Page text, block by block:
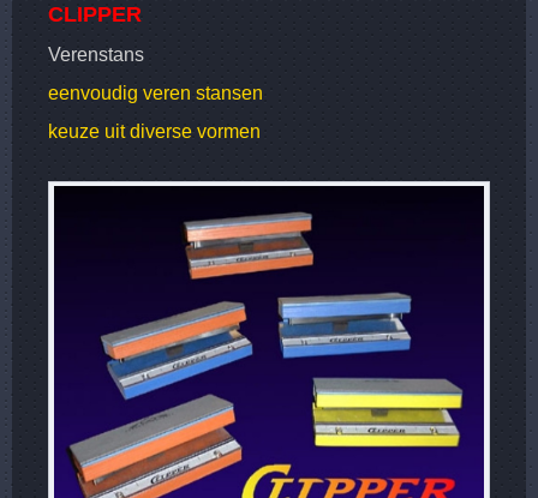
CLIPPER
Verenstans
eenvoudig veren stansen
keuze uit diverse vormen